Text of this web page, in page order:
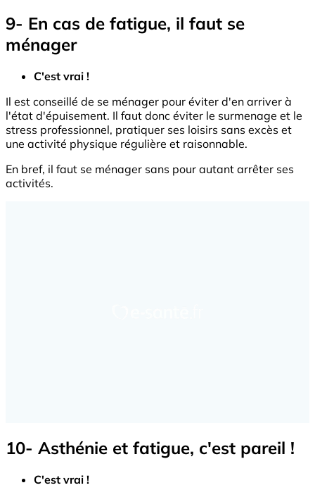
9- En cas de fatigue, il faut se
ménager
C'est vrai !
Il est conseillé de se ménager pour éviter d'en arriver à
l'état d'épuisement. Il faut donc éviter le surmenage et le
stress professionnel, pratiquer ses loisirs sans excès et
une activité physique régulière et raisonnable.
En bref, il faut se ménager sans pour autant arrêter ses
activités.
10- Asthénie et fatigue, c'est pareil !
C'est vrai !